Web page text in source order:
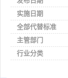
实施日期
全部代替标准
主管部门
行业分类